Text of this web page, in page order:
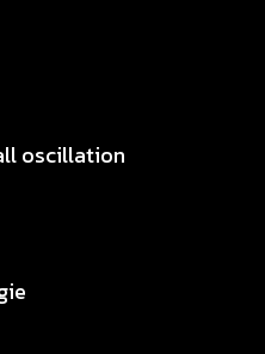
oscillation